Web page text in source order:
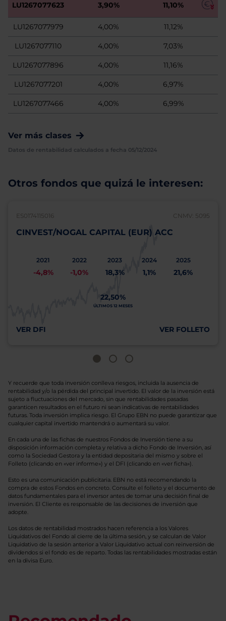
LU1267077623 3,90% 11,10%
LU1267077979 4,00% 11,12%
LU1267077110 4,00% 7,03%
LU1267077896 4,00% 11,16%
LU1267077201 4,00% 6,97%
LU1267077466 4,00% 6,99%
Ver más clases
Datos de rentabilidad calculados a fecha 05/12/2024
Otros fondos que quizá le interesen:
ES0174115016 CNMV: 5095
CINVEST/NOGAL CAPITAL (EUR) ACC
2021
-4,8%
2022
-1,0%
2023
18,3%
2024
1,1%
2025
21,6%
22,50%
ÚLTIMOS 12 MESES
VER DFI VER FOLLETO
Y recuerde que toda inversión conlleva riesgos, incluida la ausencia de
rentabilidad y/o la pérdida del principal invertido. El valor de la inversión está
sujeto a fluctuaciones del mercado, sin que rentabilidades pasadas
garanticen resultados en el futuro ni sean indicativas de rentabilidades
futuras. Toda inversión implica riesgo. El Grupo EBN no puede garantizar que
cualquier capital invertido mantendrá o aumentará su valor.
En cada una de las fichas de nuestros Fondos de Inversión tiene a su
disposición información completa y relativa a dicho Fondo de Inversión, así
como la Sociedad Gestora y la entidad depositaria del mismo y sobre el
Folleto (clicando en «ver informe») y el DFI (clicando en «ver ficha»).
Esto es una comunicación publicitaria. EBN no está recomendando la
compra de estos Fondos en concreto. Consulte el folleto y el documento de
datos fundamentales para el inversor antes de tomar una decisión final de
inversión. El Cliente es responsable de las decisiones de inversión que
adopte.
Los datos de rentabilidad mostrados hacen referencia a los Valores
Liquidativos del Fondo al cierre de la última sesión, y se calculan de Valor
Liquidativo de la sesión anterior a Valor Liquidativo actual con reinversión de
dividendos si el fondo es de reparto. Todas las rentabilidades mostradas están
en la divisa Euro.